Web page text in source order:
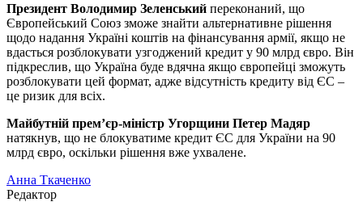
Президент Володимир Зеленський переконаний, що
Європейський Союз зможе знайти альтернативне рішення
щодо надання Україні коштів на фінансування армії, якщо не
вдасться розблокувати узгоджений кредит у 90 млрд євро. Він
підкреслив, що Україна буде вдячна якщо європейці зможуть
розблокувати цей формат, адже відсутність кредиту від ЄС –
це ризик для всіх.
Майбутній прем’єр-міністр Угорщини Петер Мадяр
натякнув, що не блокуватиме кредит ЄС для України на 90
млрд євро, оскільки рішення вже ухвалене.
Анна Ткаченко
Редактор